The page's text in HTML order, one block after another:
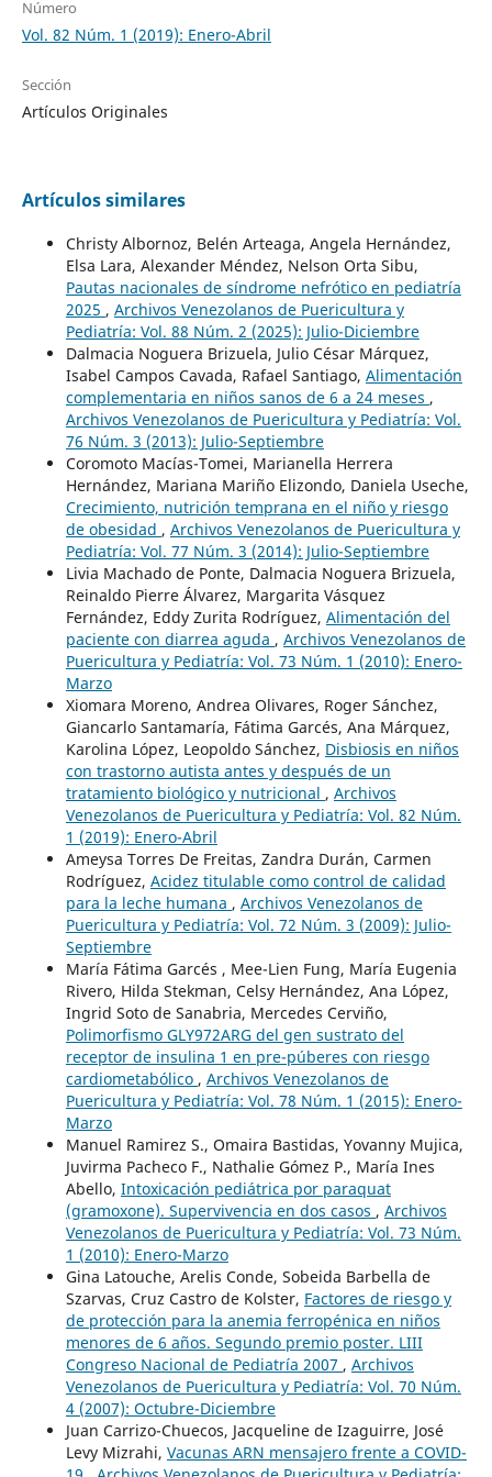
Número
Vol. 82 Núm. 1 (2019): Enero-Abril
Sección
Artículos Originales
Artículos similares
Christy Albornoz, Belén Arteaga, Angela Hernández,
Elsa Lara, Alexander Méndez, Nelson Orta Sibu,
Pautas nacionales de síndrome nefrótico en pediatría
2025 , Archivos Venezolanos de Puericultura y
Pediatría: Vol. 88 Núm. 2 (2025): Julio-Diciembre
Dalmacia Noguera Brizuela, Julio César Márquez,
Isabel Campos Cavada, Rafael Santiago, Alimentación
complementaria en niños sanos de 6 a 24 meses ,
Archivos Venezolanos de Puericultura y Pediatría: Vol.
76 Núm. 3 (2013): Julio-Septiembre
Coromoto Macías-Tomei, Marianella Herrera
Hernández, Mariana Mariño Elizondo, Daniela Useche,
Crecimiento, nutrición temprana en el niño y riesgo
de obesidad , Archivos Venezolanos de Puericultura y
Pediatría: Vol. 77 Núm. 3 (2014): Julio-Septiembre
Livia Machado de Ponte, Dalmacia Noguera Brizuela,
Reinaldo Pierre Álvarez, Margarita Vásquez
Fernández, Eddy Zurita Rodríguez, Alimentación del
paciente con diarrea aguda , Archivos Venezolanos de
Puericultura y Pediatría: Vol. 73 Núm. 1 (2010): Enero-
Marzo
Xiomara Moreno, Andrea Olivares, Roger Sánchez,
Giancarlo Santamaría, Fátima Garcés, Ana Márquez,
Karolina López, Leopoldo Sánchez, Disbiosis en niños
con trastorno autista antes y después de un
tratamiento biológico y nutricional , Archivos
Venezolanos de Puericultura y Pediatría: Vol. 82 Núm.
1 (2019): Enero-Abril
Ameysa Torres De Freitas, Zandra Durán, Carmen
Rodríguez, Acidez titulable como control de calidad
para la leche humana , Archivos Venezolanos de
Puericultura y Pediatría: Vol. 72 Núm. 3 (2009): Julio-
Septiembre
María Fátima Garcés , Mee-Lien Fung, María Eugenia
Rivero, Hilda Stekman, Celsy Hernández, Ana López,
Ingrid Soto de Sanabria, Mercedes Cerviño,
Polimorfismo GLY972ARG del gen sustrato del
receptor de insulina 1 en pre-púberes con riesgo
cardiometabólico , Archivos Venezolanos de
Puericultura y Pediatría: Vol. 78 Núm. 1 (2015): Enero-
Marzo
Manuel Ramirez S., Omaira Bastidas, Yovanny Mujica,
Juvirma Pacheco F., Nathalie Gómez P., María Ines
Abello, Intoxicación pediátrica por paraquat
(gramoxone). Supervivencia en dos casos , Archivos
Venezolanos de Puericultura y Pediatría: Vol. 73 Núm.
1 (2010): Enero-Marzo
Gina Latouche, Arelis Conde, Sobeida Barbella de
Szarvas, Cruz Castro de Kolster, Factores de riesgo y
de protección para la anemia ferropénica en niños
menores de 6 años. Segundo premio poster. LIII
Congreso Nacional de Pediatría 2007 , Archivos
Venezolanos de Puericultura y Pediatría: Vol. 70 Núm.
4 (2007): Octubre-Diciembre
Juan Carrizo-Chuecos, Jacqueline de Izaguirre, José
Levy Mizrahi, Vacunas ARN mensajero frente a COVID-